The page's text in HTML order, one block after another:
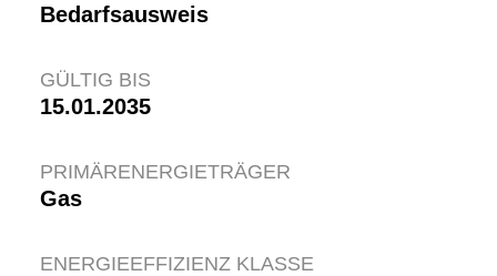
Bedarfsausweis
GÜLTIG BIS
15.01.2035
PRIMÄRENERGIETRÄGER
Gas
ENERGIEEFFIZIENZ KLASSE